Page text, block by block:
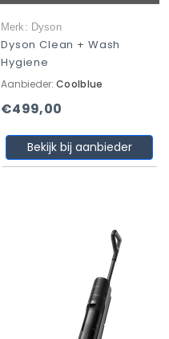
Merk: Dyson
Dyson Clean + Wash
Hygiene
Aanbieder: Coolblue
€499,00
Bekijk bij aanbieder